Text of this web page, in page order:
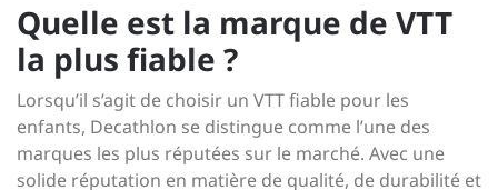
Quelle est la marque de VTT
la plus fiable ?
Lorsqu’il s’agit de choisir un VTT fiable pour les
enfants, Decathlon se distingue comme l’une des
marques les plus réputées sur le marché. Avec une
solide réputation en matière de qualité, de durabilité et